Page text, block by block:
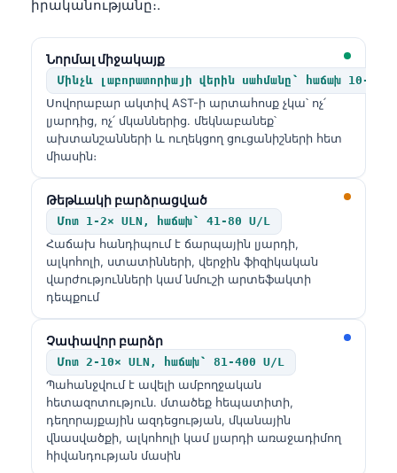
իրականությանը։.
Նորմալ միջակայք
Մինչև լաբորատորիայի վերին սահմանը՝ հաճախ 10-40
Սովորաբար ակտիվ AST-ի արտահոսք չկա՝ ոչ՛
լյարդից, ոչ՛ մկաններից. մեկնաբանեք՝
ախտանշանների և ուղեկցող ցուցանիշների հետ
միասին։
Թեթևակի բարձրացված
Մոտ 1-2× ULN, հաճախ՝ 41-80 U/L
Հաճախ հանդիպում է ճարպային լյարդի,
ալկոհոլի, ստատինների, վերջին ֆիզիկական
վարժությունների կամ նմուշի արտեֆակտի
դեպքում
Չափավոր բարձր
Մոտ 2-10× ULN, հաճախ՝ 81-400 U/L
Պահանջվում է ավելի ամբողջական
հետազոտություն. մտածեք հեպատիտի,
դեղորայքային ազդեցության, մկանային
վնասվածքի, ալկոհոլի կամ լյարդի առաջադիմող
հիվանդության մասին